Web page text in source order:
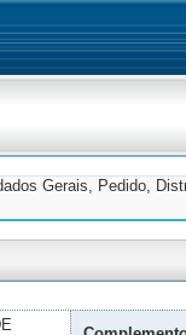
Gerais, Pedido,